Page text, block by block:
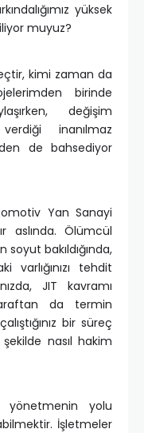
yüksek
muyuz?
kimi zaman da
birinde
değişim
inanılmaz
de bahsediyor
Yan Sanayi
aslında. Ölümcül
bakıldığında,
varlığınızı tehdit
JIT kavramı
da termin
bir süreç
nasıl hakim
yönetmenin yolu
İşletmeler